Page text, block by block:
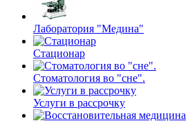
Лаборатория "Медина"
Стационар
Стоматология во "сне".
Услуги в рассрочку